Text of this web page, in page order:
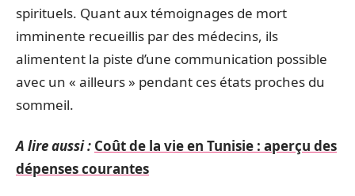
spirituels. Quant aux témoignages de mort
imminente recueillis par des médecins, ils
alimentent la piste d’une communication possible
avec un « ailleurs » pendant ces états proches du
sommeil.
A lire aussi : Coût de la vie en Tunisie : aperçu des
dépenses courantes